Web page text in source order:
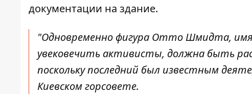
документации на здание.
"Одновременно фигура Отто Шмидта,
увековечить активисты, должна быть
поскольку последний был известным
Киевском горсовете.